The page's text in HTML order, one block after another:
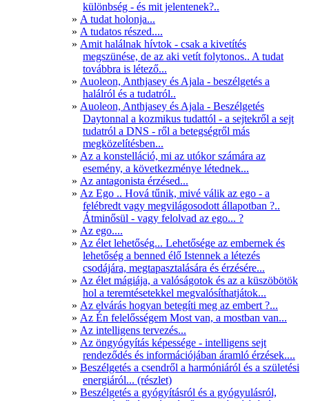
különbség - és mit jelentenek?..
A tudat holonja...
A tudatos részed....
Amit halálnak hívtok - csak a kivetítés
megszünése, de az aki vetít folytonos.. A tudat
továbbra is létező...
Auoleon, Anthjasey és Ajala - beszélgetés a
halálról és a tudatról..
Auoleon, Anthjasey és Ajala - Beszélgetés
Daytonnal a kozmikus tudattól - a sejtekről a sejt
tudatról a DNS - ről a betegségről más
megközelítésben...
Az a konstelláció, mi az utókor számára az
esemény, a következménye létednek...
Az antagonista érzésed...
Az Ego .. Hová tűnik, mivé válik az ego - a
felébredt vagy megvilágosodott állapotban ?..
Átminősül - vagy felolvad az ego... ?
Az ego....
Az élet lehetőség... Lehetősége az embernek és
lehetőség a benned élő Istennek a létezés
csodájára, megtapasztalására és érzésére...
Az élet mágiája, a valóságotok és az a küszöbötök
hol a teremtésetekkel megvalósíthatjátok...
Az elvárás hogyan betegíti meg az embert ?...
Az Én felelősségem Most van, a mostban van...
Az intelligens tervezés...
Az öngyógyítás képessége - intelligens sejt
rendeződés és információjában áramló érzések....
Beszélgetés a csendről a harmóniáról és a születési
energiáról... (részlet)
Beszélgetés a gyógyításról és a gyógyulásról,